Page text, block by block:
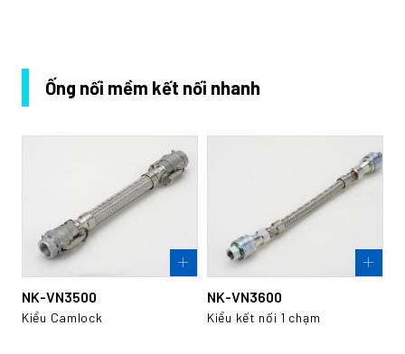
Ống nối mềm kết nối nhanh
NK-VN3500
Kiểu Camlock
NK-VN3600
Kiểu kết nối 1 chạm